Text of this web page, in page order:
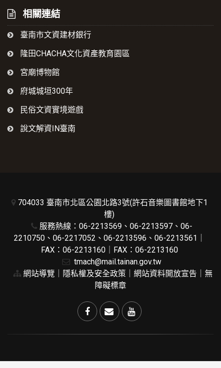
相關連結
臺南市文資建材銀行
隆田CHACHA文化資產教育園區
宮廟博物館
府城城垣300年
民俗文資實境遊戲
說文解資IN臺南
704033 臺南市北區公園北路3號(許石音樂圖書館地下1
樓)
服務熱線：06-2213569、06-2213597、06-
2210750、06-2217052、06-2213596、06-2213561｜
FAX：06-2213160｜FAX：06-2213160
tmach@mail.tainan.gov.tw
網站導覽
隱私權及安全政策 網站資料開放宣告
無
障礙標章